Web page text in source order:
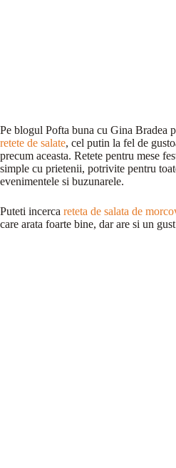
Pe blogul Pofta buna cu Gina Bradea
retete de salate, cel putin la fel de
precum aceasta. Retete pentru mese
simple cu prietenii, potrivite pentru
evenimentele si buzunarele.
Puteti incerca reteta de salata de
care arata foarte bine, dar are si un